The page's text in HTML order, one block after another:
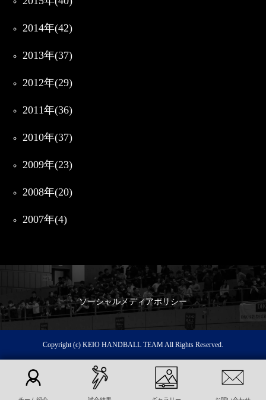
2014年(42)
2013年(37)
2012年(29)
2011年(36)
2010年(37)
2009年(23)
2008年(20)
2007年(4)
ソーシャルメディアポリシー
Copyright (c) KEIO HANDBALL TEAM All Rights Reserved.